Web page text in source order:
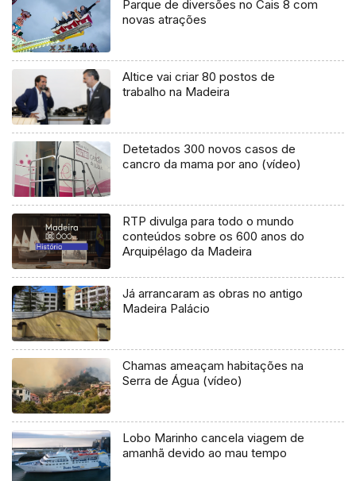
Parque de diversões no Cais 8 com
novas atrações
Altice vai criar 80 postos de
trabalho na Madeira
Detetados 300 novos casos de
cancro da mama por ano (vídeo)
RTP divulga para todo o mundo
conteúdos sobre os 600 anos do
Arquipélago da Madeira
Já arrancaram as obras no antigo
Madeira Palácio
Chamas ameaçam habitações na
Serra de Água (vídeo)
Lobo Marinho cancela viagem de
amanhã devido ao mau tempo